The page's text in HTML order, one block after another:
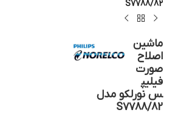
S7788/82
ماشین
اصلاح
صورت
فیلیپ
س نورلکو مدل
S7788/82